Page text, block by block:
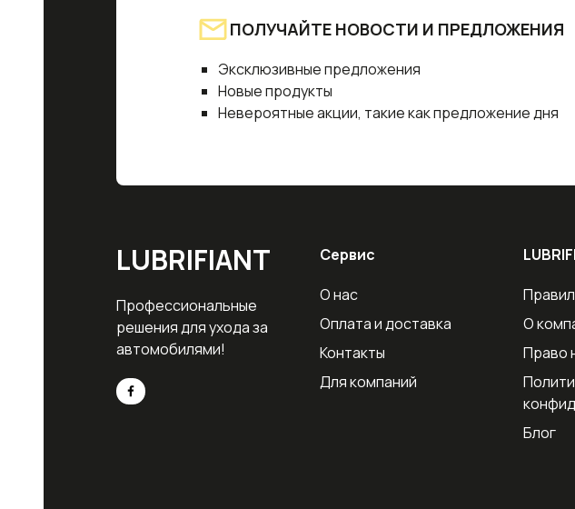
ПОЛУЧАЙТЕ НОВОСТИ И ПРЕДЛОЖЕНИЯ
Эксклюзивные предложения
Новые продукты
Невероятные акции, такие как предложение дня
LUBRIFIANT
Профессиональные
решения для ухода за
автомобилями!
Сервис
О нас
Оплата и доставка
Контакты
Для компаний
О
Право
Блог